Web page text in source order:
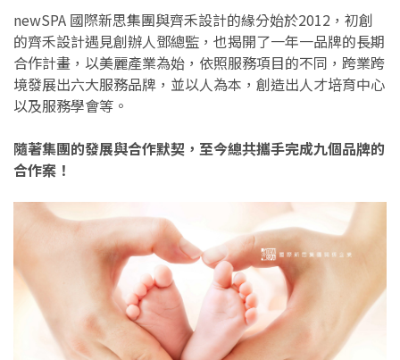
newSPA 國際新思集團與齊禾設計的緣分始於2012，初創
的齊禾設計遇見創辦人鄧總監，也揭開了一年一品牌的長期
合作計畫，以美麗產業為始，依照服務項目的不同，跨業跨
境發展出六大服務品牌，並以人為本，創造出人才培育中心
以及服務學會等。
隨著集團的發展與合作默契，至今總共攜手完成九個品牌的
合作案！